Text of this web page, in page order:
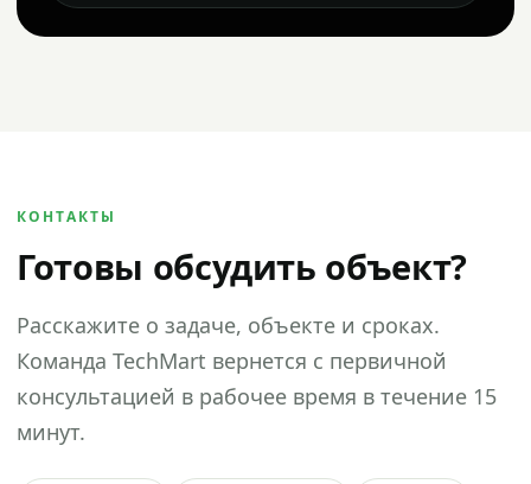
КОНТАКТЫ
Готовы обсудить объект?
Расскажите о задаче, объекте и сроках.
Команда TechMart вернется с первичной
консультацией в рабочее время в течение 15
минут.